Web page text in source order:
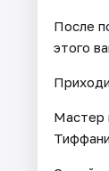
После
этого
Мастер